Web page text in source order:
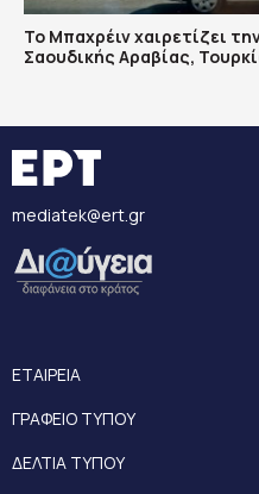
Το Μπαχρέιν χαιρετίζει
Σαουδικής Αραβίας,
mediatek@ert.gr
ΕΤΑΙΡΕΙΑ
ΓΡΑΦΕΙΟ ΤΥΠΟΥ
ΔΕΛΤΙΑ ΤΥΠΟΥ